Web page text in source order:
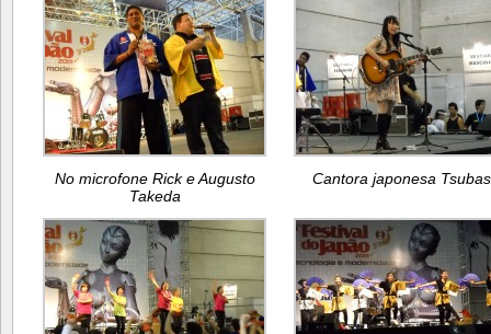
No microfone Rick e Augusto
Takeda
Cantora japonesa